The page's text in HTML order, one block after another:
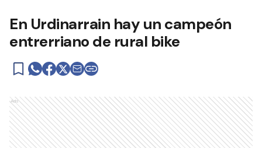
En Urdinarrain hay un campeón
entrerriano de rural bike
Ads